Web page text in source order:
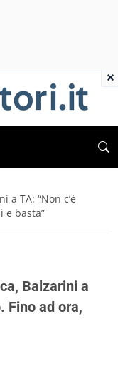
a TA: “Non c’è
e basta”
Balzarini a
Fino ad ora,
×